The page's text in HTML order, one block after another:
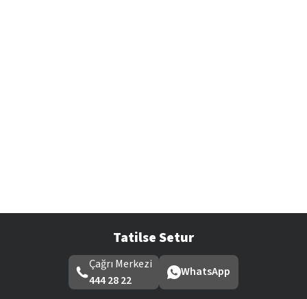
Tatilse Setur
Çağrı Merkezi
444 28 22
WhatsApp